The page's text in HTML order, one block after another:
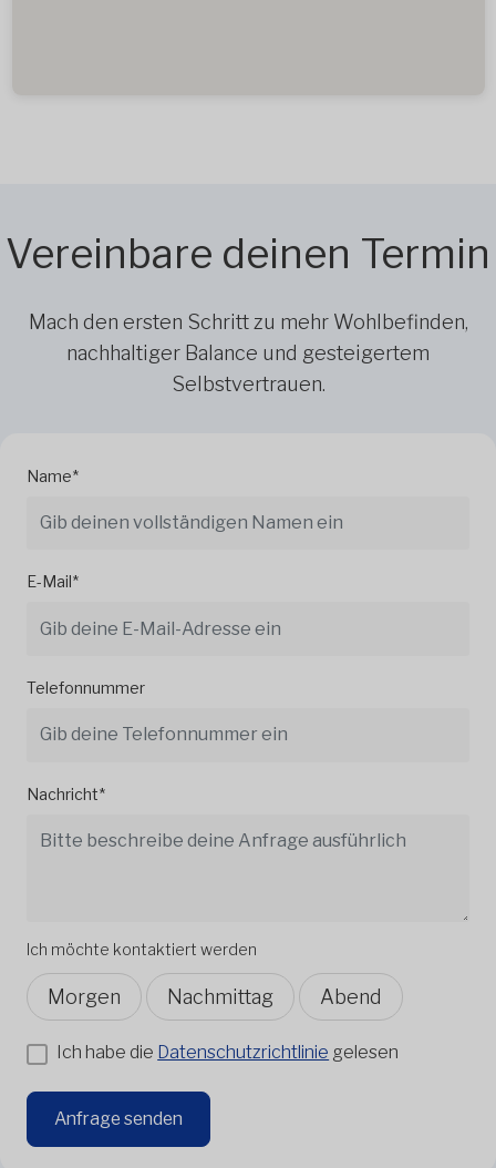
Vereinbare deinen Termin
Mach den ersten Schritt zu mehr Wohlbefinden,
nachhaltiger Balance und gesteigertem
Selbstvertrauen.
Name*
E-Mail*
Telefonnummer
Nachricht*
Ich möchte kontaktiert werden
Morgen Nachmittag Abend
Ich habe die Datenschutzrichtlinie gelesen
Anfrage senden